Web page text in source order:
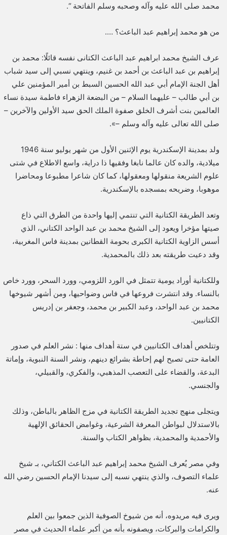
محمد صلى الله عليه وآله وصحبه وسلم الفاتحة “.
من هو محمد إبراهيم عبد الباعث؟ ….
عرف الشيخ محمد ابراهيم عبد الباعث الكتانى نفسه قائلًا: محمد بن
إبراهيم بن عبد الباعث بن أحمد بن غنيم، وينتهي نسبي إلى سيد شباب
أهل الجنة الإمام أبي عبد الله الحسين السبط بن أمير المؤمنين علي
بن أبي طالب – عليهما السلام – من البضعة الزهراء فاطمة سيدة نساء
العالمين بنت أشرف الخلق صفوة الملك الحق سيد الأولين والآخرين –
صلى الله تعالى عليه وآله وسلم –».
ولد بمدينة الإسكندرية يوم الإثنين الأول من شهر يوليو سنة 1946
ميلادية، والده كان عالما نابغا وفقيها ذا دراية، واسع الاطلاع في شتى
علوم الشريعة منقولها ومعقولها، كما كان شاعرا مطبوعا ومحاضرا
موهوبا، وضريحه بمسجده بالإسكندرية.
وتعد الطريقة الكتانية التي تنتمي إليها واحدة من الطرق التي ذاع
صيتها مؤخرا ويعود إلى الشيخ محمد بن عبد الواحد الكتاني، الذي
أسس الزاوية الكتانية الكبرى بحومة القطانين بمدينة فاس المغربية،
وقد دعيت طريقته بعد ذلك بالمحمدية.
وللكتانية أوراد يومية تتمثل في الورد اللزومي، وورد السحر، وورد خاص
بالنساء. وقد انتشرت فروعها في فاس وضواحيها، ومن أشهر شيوخها
محمد بن عبد الواحد، وعبد الكبير بن محمد، وجعفر بن إدريس
الكتانيين.
وتتلخص أهداف الكتانيين في ستة أهداف منها : نشر العلم في صدور
العامة حتى تصبح لهم إحاطة بشرائع دينهم، ونشر السنة النبوية، وإماتة
البدعة، والقضاء على التعصب المذهبي، والفكري، والقبيلي،
والجنسي.
ويتجلى منهج تجديد الطريقة الكتانية في مزج الظاهر بالباطن، وذلك
بالاستدلال لبواطن المعرفة الشرعية، وغوامض الحقائق الإلهية
والأحمدية والمحمدية، بظواهر الكتاب والسنة.
وفي مصر يُعرف الشيخ محمد إبراهيم عبد الباعث الكتاني، بـ شيخ
علماء التصوف، والذي ينتهي نسبه إلى سيدنا الإمام الحسين رضي الله
عنه.
ويرى فيه مريدوه، أنه من شيوخ الصوفية الذين جمعوا بين العلم
والكرامات والبركات، ويصفونه بأنه من أكبر علماء الحديث في مصر